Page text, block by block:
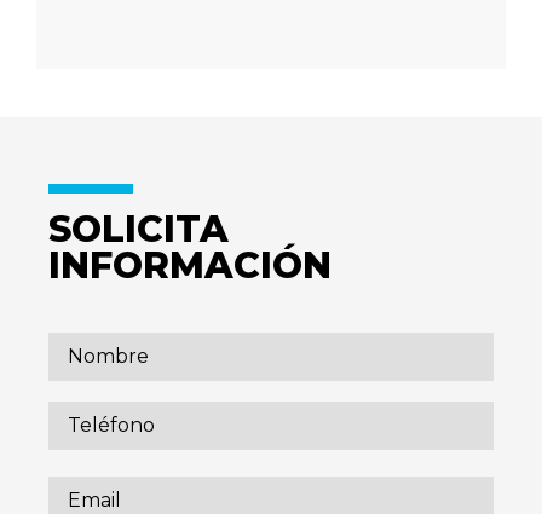
SOLICITA
INFORMACIÓN